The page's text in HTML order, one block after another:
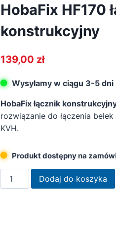
HobaFix HF170
konstrukcyjny
139,00 zł
Wysyłamy w ciągu 3-5 dni
HobaFix łącznik
rozwiązanie do łączenia
KVH.
Produkt dostępny na
ilość
HobaFix
Dodaj do koszyka